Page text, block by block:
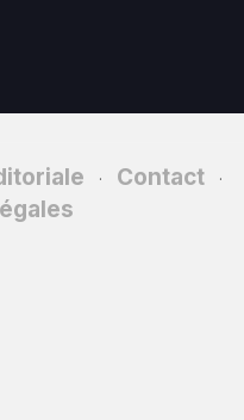
· Contact ·